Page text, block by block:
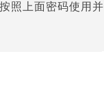
照上面密码使用并